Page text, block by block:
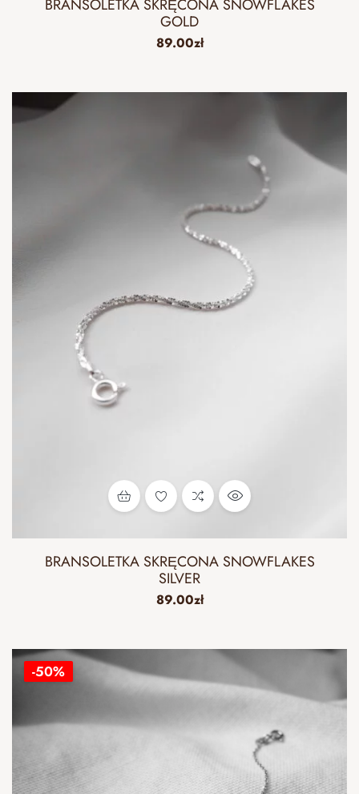
BRANSOLETKA SKRĘCONA SNOWFLAKES
GOLD
89.00zł
BRANSOLETKA SKRĘCONA SNOWFLAKES
SILVER
89.00zł
-50%